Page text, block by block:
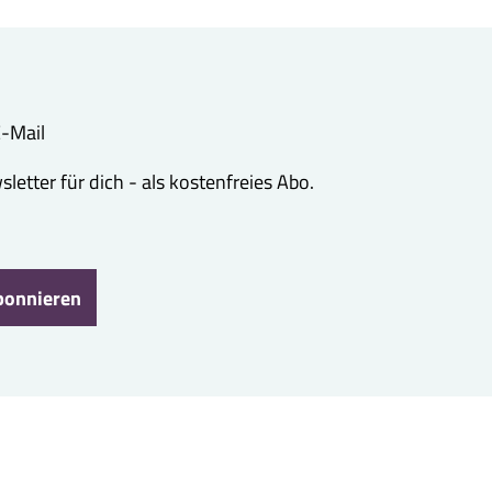
Mail
für dich - als kostenfreies Abo.